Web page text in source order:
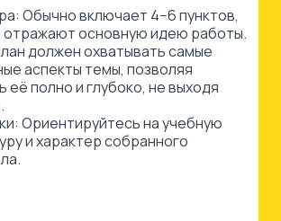
Обычно включает 4−6 пунктов,
отражают основную идею работы.
должен охватывать самые
аспекты темы, позволяя
её полно и глубоко, не выходя
Ориентируйтесь на учебную
и характер собранного